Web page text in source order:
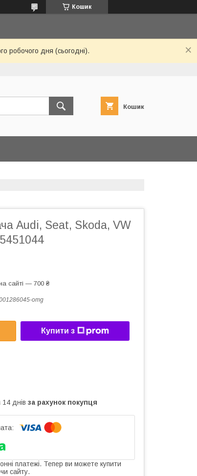
Кошик
робочого дня (сьогодні).
Кошик
Audi, Seat, Skoda, VW
сайті — 700 ₴
omg
Купити з
днів за рахунок покупця
платежі. Тепер ви можете купити
сайту.